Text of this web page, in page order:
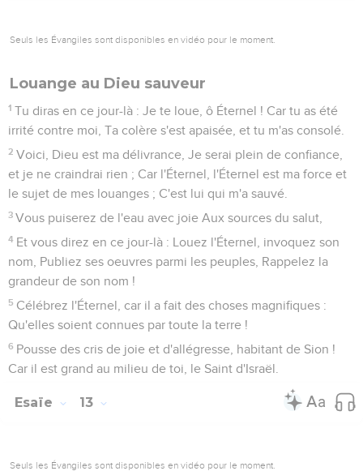
Le reste des arbres de sa forêt pourra être compté, Et un
enfant en écrirait le nombre.
Les survivants d'Israël
20
En ce jour-là, Le reste d'Israël et les réchappés de la
maison de Jacob, Cesseront de s'appuyer sur celui qui les
frappait ; Ils s'appuieront avec confiance sur l'Éternel, le Saint
d'Israël.
21 Le reste reviendra, le reste de Jacob, Au Dieu puissant.
22 Quand ton peuple, ô Israël, serait comme le sable de la
mer, Un reste seulement reviendra ; La destruction est
résolue, elle fera déborder la justice.
23 Et cette destruction qui a été résolue, Le Seigneur,
l'Éternel des armées, l'accomplira dans tout le pays.
N'ayez pas peur de l'Assyrie
Il te frappe de la verge, Et il lève son bâton sur toi, comme